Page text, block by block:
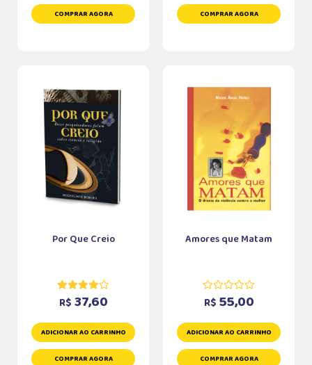
COMPRAR AGORA COMPRAR AGORA
Por Que Creio
R$ 37,60
ADICIONAR AO CARRINHO
COMPRAR AGORA
Amores que Matam
R$ 55,00
ADICIONAR AO CARRINHO
COMPRAR AGORA